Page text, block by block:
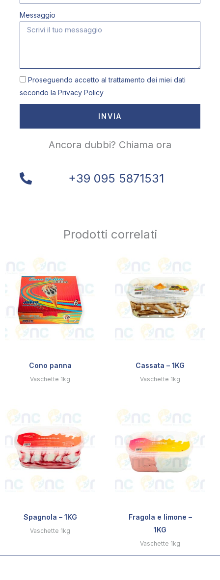
Messaggio
Proseguendo accetto al trattamento dei miei dati
secondo la Privacy Policy
INVIA
Ancora dubbi? Chiama ora
+39 095 5871531
Prodotti correlati
Cono panna
Vaschette 1kg
Cassata – 1KG
Vaschette 1kg
Spagnola – 1KG
Vaschette 1kg
Fragola e limone –
1KG
Vaschette 1kg